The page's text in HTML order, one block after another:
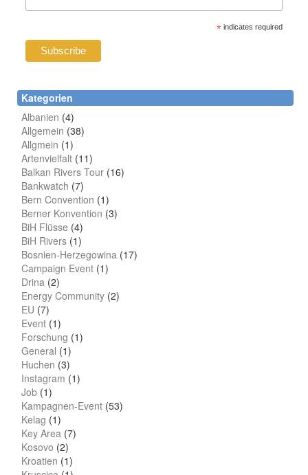
* indicates required
Kategorien
Albanien (4)
Allgemein (38)
Allgmein (1)
Artenvielfalt (11)
Balkan Rivers Tour (16)
Bankwatch (7)
Bern Convention (1)
Berner Konvention (3)
BiH Flüsse (4)
BiH Rivers (1)
Bosnien-Herzegowina (17)
Campaign Event (1)
Drina (2)
Energy Community (2)
EU (7)
Event (1)
Forschung (1)
General (1)
Huchen (3)
Instagram (1)
Job (1)
Kampagnen-Event (53)
Kelag (1)
Key Area (7)
Kosovo (2)
Kroatien (1)